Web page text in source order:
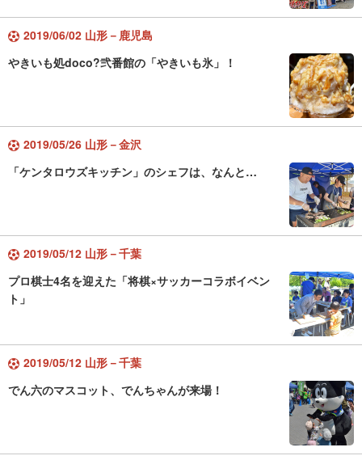
2019/06/02 山形－鹿児島
やきいも処doco?弐番館の「やきいも氷」！
2019/05/26 山形－金沢
「ケンタロウズキッチン」のシェフは、なんと…
2019/05/12 山形－千葉
プロ棋士4名を迎えた「将棋×サッカーコラボイベン
ト」
2019/05/12 山形－千葉
でん六のマスコット、でんちゃんが来場！